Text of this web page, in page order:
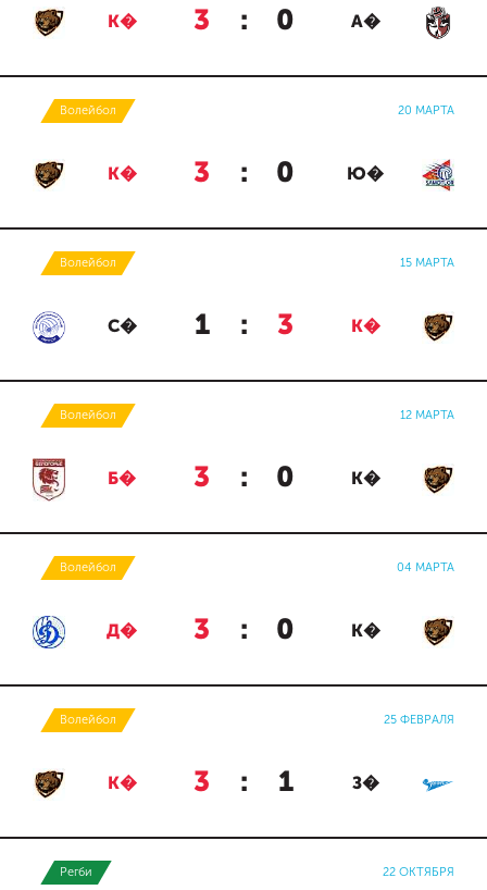
К� 3 : 0 А�
Волейбол 20 МАРТА
К� 3 : 0 Ю�
Волейбол 15 МАРТА
С� 1 : 3 К�
Волейбол 12 МАРТА
Б� 3 : 0 К�
Волейбол 04 МАРТА
Д� 3 : 0 К�
Волейбол 25 ФЕВРАЛЯ
К� 3 : 1 З�
Регби 22 ОКТЯБРЯ